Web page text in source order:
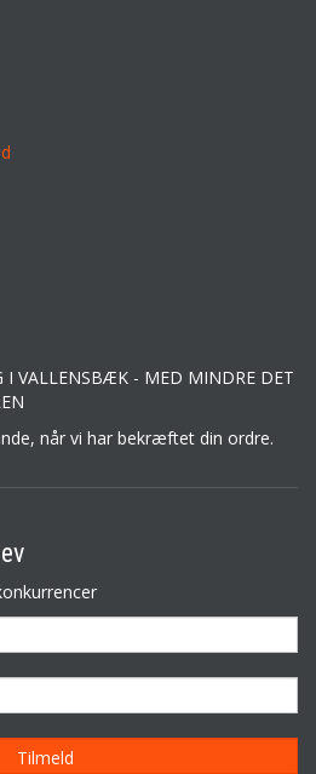
I VALLENSBÆK - MED MINDRE DET
når vi har bekræftet din ordre.